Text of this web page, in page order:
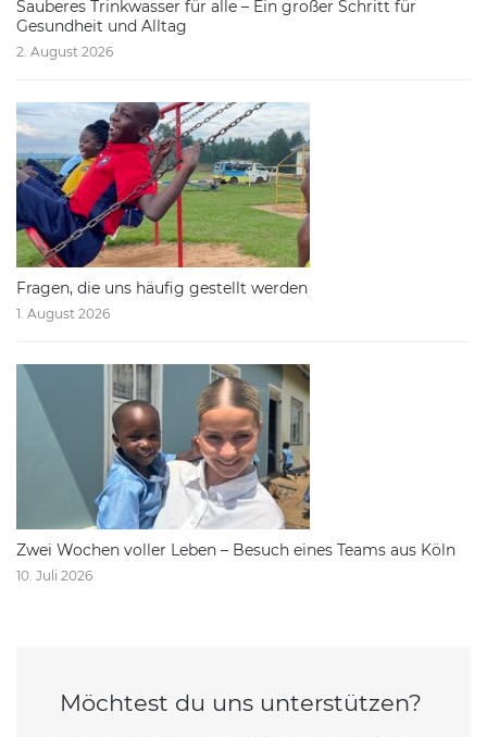
Sauberes Trinkwasser für alle – Ein großer Schritt für
Gesundheit und Alltag
2. August 2026
Fragen, die uns häufig gestellt werden
1. August 2026
Zwei Wochen voller Leben – Besuch eines Teams aus Köln
10. Juli 2026
Möchtest du uns unterstützen?